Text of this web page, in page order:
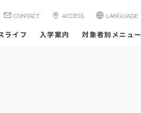
CONTACT ACCESS LANGUAGE
ライフ 入学案内 対象者別メニュー